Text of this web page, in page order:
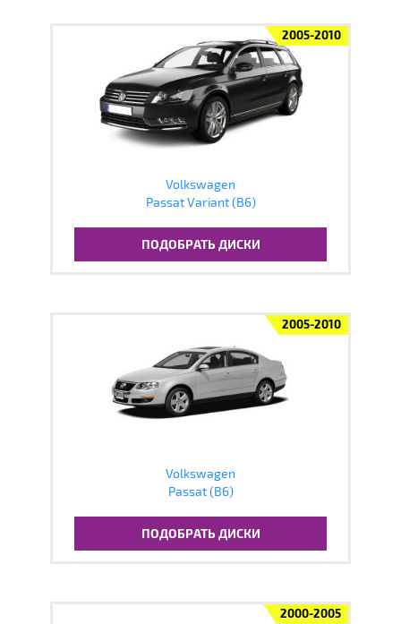
2005-2010
Volkswagen
Passat Variant (B6)
ПОДОБРАТЬ ДИСКИ
2005-2010
Volkswagen
Passat (B6)
ПОДОБРАТЬ ДИСКИ
2000-2005